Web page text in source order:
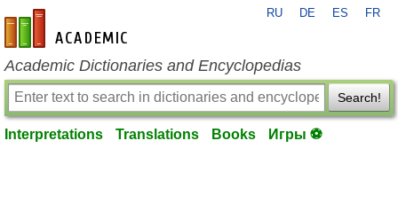
en-academic.com
RU DE ES FR
Academic Dictionaries and Encyclopedias
Search!
Interpretations Translations Books Игры ⚽